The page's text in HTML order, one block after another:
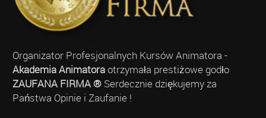
Organizator Profesjonalnych Kursów Animatora -
Akademia Animatoraotrzymała prestiżowe godło
ZAUFANA FIRMA ®Serdecznie dziękujemy za
Państwa Opinie i Zaufanie !